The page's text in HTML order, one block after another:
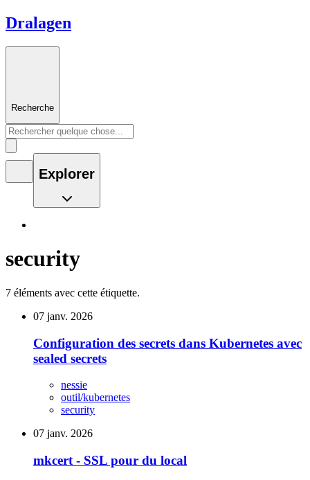
Dralagen
Recherche
Explorer
security
7 éléments avec cette étiquette.
07 janv. 2026
Configuration des secrets dans Kubernetes avec
sealed secrets
nessie
outil/kubernetes
security
07 janv. 2026
mkcert - SSL pour du local